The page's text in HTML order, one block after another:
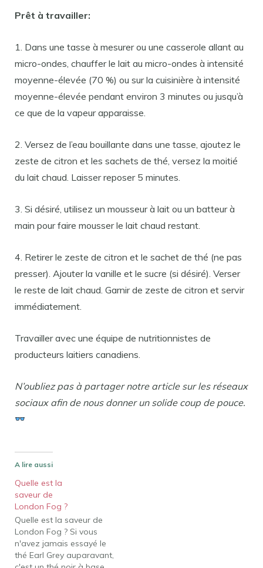
Prêt à travailler:
1. Dans une tasse à mesurer ou une casserole allant au
micro-ondes, chauffer le lait au micro-ondes à intensité
moyenne-élevée (70 %) ou sur la cuisinière à intensité
moyenne-élevée pendant environ 3 minutes ou jusqu’à
ce que de la vapeur apparaisse.
2. Versez de l’eau bouillante dans une tasse, ajoutez le
zeste de citron et les sachets de thé, versez la moitié
du lait chaud. Laisser reposer 5 minutes.
3. Si désiré, utilisez un mousseur à lait ou un batteur à
main pour faire mousser le lait chaud restant.
4. Retirer le zeste de citron et le sachet de thé (ne pas
presser). Ajouter la vanille et le sucre (si désiré). Verser
le reste de lait chaud. Garnir de zeste de citron et servir
immédiatement.
Travailler avec une équipe de nutritionnistes de
producteurs laitiers canadiens.
N’oubliez pas à partager notre article sur les réseaux
sociaux afin de nous donner un solide coup de pouce.
A lire aussi
Quelle est la
saveur de
London Fog ?
Quelle est la saveur de
London Fog ? Si vous
n'avez jamais essayé le
thé Earl Grey auparavant,